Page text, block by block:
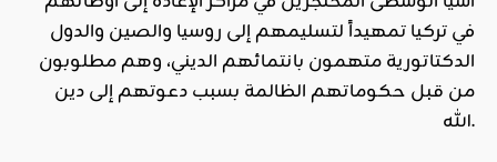
في تركيا تمهيداً لتسليمهم إلى روسيا والصين والدول
الدكتاتورية متهمون بانتمائهم الديني، وهم مطلوبون
من قبل حكوماتهم الظالمة بسبب دعوتهم إلى دين
الله.